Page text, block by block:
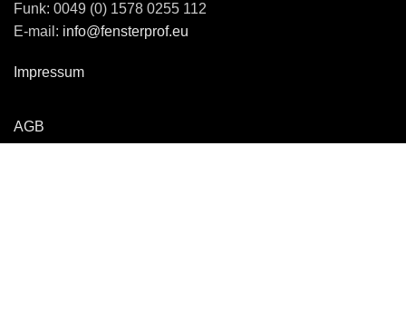
Funk: 0049 (0) 1578 0255 112
E-mail: info@fensterprof.eu
Impressum
AGB